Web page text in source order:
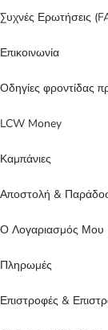
Συχνές Ερωτήσεις
Επικοινωνία
Οδηγίες φροντίδας
LCW Money
Καμπάνιες
Αποστολή &
Ο Λογαριασμός Μου
Πληρωμές
Επιστροφές &